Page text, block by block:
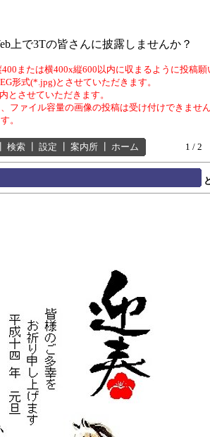
上で3Tの皆さんに披露しませんか？
または横400x縦600以内に収まるように投稿願
形式(*.jpg)とさせていただきます。
とさせていただきます。
ファイル容量の画像の投稿は受け付けできませ
。
検索 設定 案内所 ホーム 1 / 2